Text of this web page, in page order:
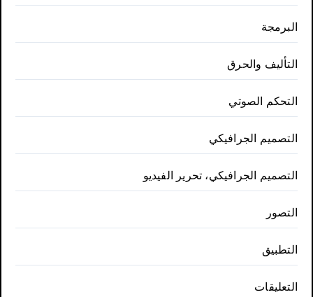
البرمجة
التأليف والحرق
التحكم الصوتي
التصميم الجرافيكي
التصميم الجرافيكي، تحرير الفيديو
التصور
التطبيق
التعليقات